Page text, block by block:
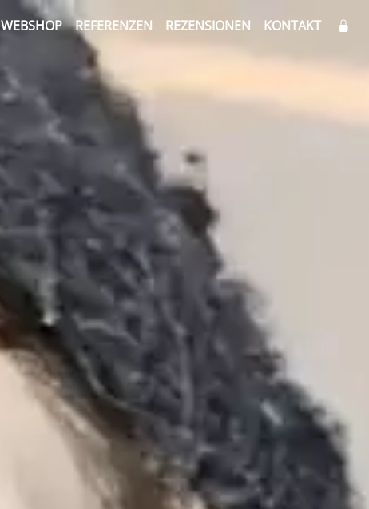
WEBSHOP REFERENZEN REZENSIONEN KONTAKT